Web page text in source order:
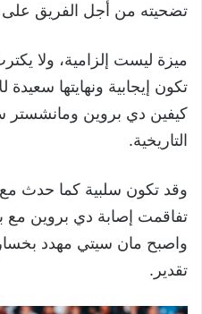
تضحيته من أجل الفريق
ميزة ليست إلزامية، ولا
تكون إيجابية ونهايتها
كيفين دي بروين ومانشستر
التاريخية.
وقد تكون سلبية كما حدث
واصبح مان سيتي مهدد
تقدير.